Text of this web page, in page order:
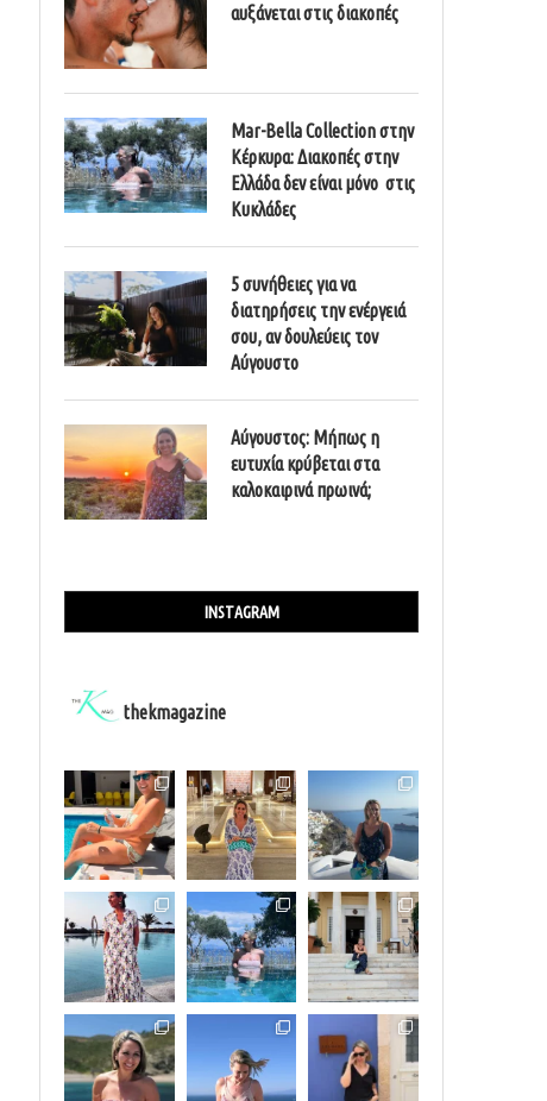
αυξάνεται στις διακοπές
Mar-Bella Collection στην
Κέρκυρα: Διακοπές στην
Ελλάδα δεν είναι μόνο στις
Κυκλάδες
5 συνήθειες για να
διατηρήσεις την ενέργειά
σου, αν δουλεύεις τον
Αύγουστο
Αύγουστος: Μήπως η
ευτυχία κρύβεται στα
καλοκαιρινά πρωινά;
INSTAGRAM
thekmagazine